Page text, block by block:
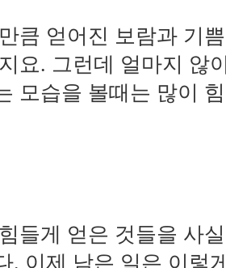
큼 얻어진 보람과 기
요. 그런데 얼마지 않
모습을 볼때는 많이
들게 얻은 것들을 사
. 이제 남은 일은 이렇